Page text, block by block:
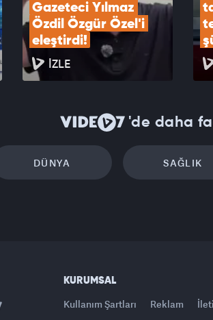
Gazeteci Yılmaz
Özdil Özgür Özel'i
eleştirdi!
İZLE
'de daha
DÜNYA SAĞLIK
KURUMSAL
Kullanım Şartları Reklam